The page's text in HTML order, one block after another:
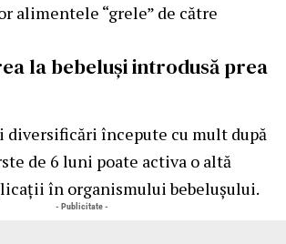
alimentele “grele” de către
la bebeluși introdusă prea
diversificări începute cu mult după
de 6 luni poate activa o altă
în organismului bebelușului.
- Publicitate -